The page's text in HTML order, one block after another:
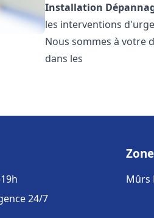
Installation
les interventions
Nous sommes à votre
dans les
24/7
Mûrs